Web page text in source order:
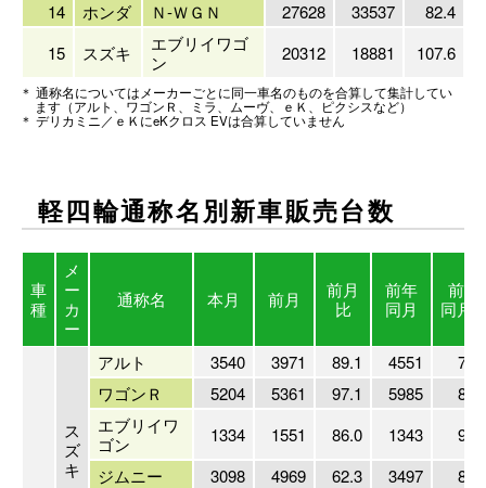
14 ホンダ Ｎ-ＷＧＮ 27628 33537
82.4
15
スズキ
エブリイワゴ
ン
20312 18881 107.6
＊ 通称名についてはメーカーごとに同一車名のものを合算して集計してい
ます（アルト、ワゴンＲ、ミラ、ムーヴ、ｅＫ、ピクシスなど）
＊ デリカミニ／ｅＫにeKクロス EVは合算していません
軽四輪通称名別新車販売台数
車
種
メ
ー
カ
ー
通称名 本月 前月
前月
比
前年
同月
前年
同月
ス
ズ
キ
アルト 3540 3971 89.1 4551
ワゴンＲ
5204 5361 97.1 5985
エブリイワ
ゴン
1334 1551 86.0 1343
ジムニー
3098 4969 62.3 3497